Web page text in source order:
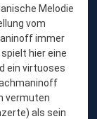
Melodie
vom
immer
hier eine
ein virtuoses
vermuten
als sein